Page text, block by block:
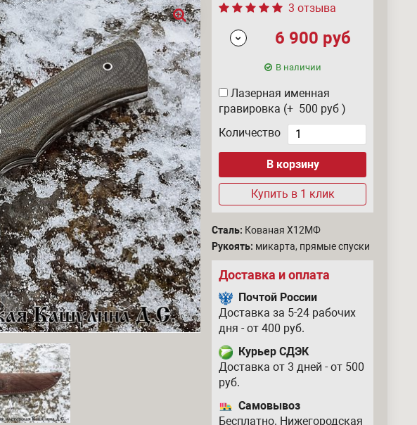
3 отзыва
6 900 руб
В наличии
Лазерная именная
гравировка (+ 500 руб )
Количество
Купить в 1 клик
Сталь: Кованая Х12МФ
Рукоять: микарта, прямые спуски
Доставка и оплата
Почтой России
Доставка за 5-24 рабочих
дня - от 400 руб.
Курьер СДЭК
Доставка от 3 дней - от 500
руб.
Самовывоз
Бесплатно. Нижегородская